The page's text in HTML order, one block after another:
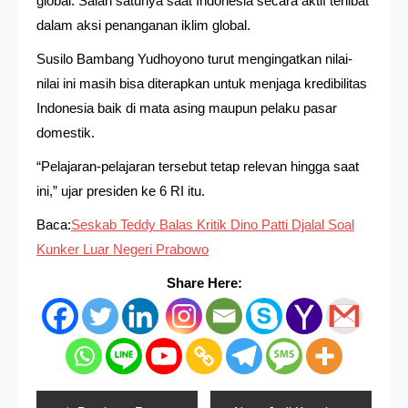
dalam aksi penanganan iklim global.
Susilo Bambang Yudhoyono turut mengingatkan nilai-
nilai ini masih bisa diterapkan untuk menjaga kredibilitas
Indonesia baik di mata asing maupun pelaku pasar
domestik.
“Pelajaran-pelajaran tersebut tetap relevan hingga saat
ini,” ujar presiden ke 6 RI itu.
Baca:Seskab Teddy Balas Kritik Dino Patti Djalal Soal
Kunker Luar Negeri Prabowo
Share Here: